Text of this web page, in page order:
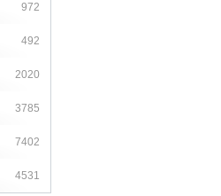
972
492
2020
3785
7402
4531